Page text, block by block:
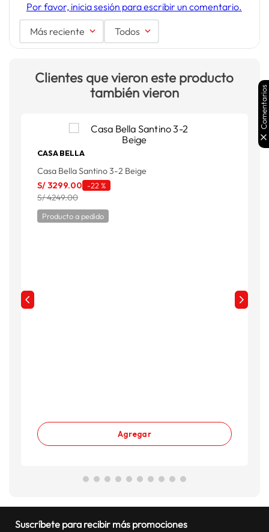
Por favor, inicia sesión para escribir un comentario.
Más reciente Todos
Clientes que vieron este producto
también vieron
CASA BELLA
Casa Bella Santino 3-2 Beige
S/3299.00 -22 %
S/ 4249.00
Producto a pedido
Agregar
Suscríbete para recibir más promociones
Comentarios